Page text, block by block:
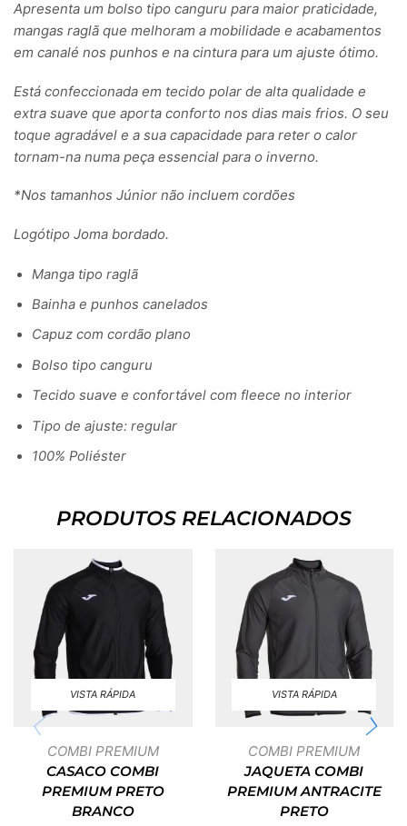
Apresenta um bolso tipo canguru para maior praticidade,
mangas raglã que melhoram a mobilidade e acabamentos
em canalé nos punhos e na cintura para um ajuste ótimo.
Está confeccionada em tecido polar de alta qualidade e
extra suave que aporta conforto nos dias mais frios. O seu
toque agradável e a sua capacidade para reter o calor
tornam-na numa peça essencial para o inverno.
*Nos tamanhos Júnior não incluem cordões
Logótipo Joma bordado.
Manga tipo raglã
Bainha e punhos canelados
Capuz com cordão plano
Bolso tipo canguru
Tecido suave e confortável com fleece no interior
Tipo de ajuste: regular
100% Poliéster
PRODUTOS RELACIONADOS
VISTA RÁPIDA
COMBI PREMIUM
CASACO COMBI
PREMIUM PRETO
BRANCO
VISTA RÁPIDA
COMBI PREMIUM
JAQUETA COMBI
PREMIUM ANTRACITE
PRETO